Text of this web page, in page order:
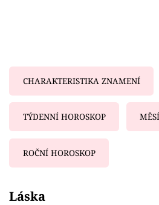
CHARAKTERISTIKA ZNAMENÍ
TÝDENNÍ HOROSKOP
ROČNÍ HOROSKOP
Láska